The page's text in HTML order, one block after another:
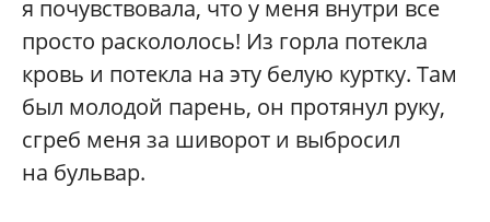
я почувствовала, что у меня внутри все
просто раскололось! Из горла потекла
кровь и потекла на эту белую куртку. Там
был молодой парень, он протянул руку,
сгреб меня за шиворот и выбросил
на бульвар.